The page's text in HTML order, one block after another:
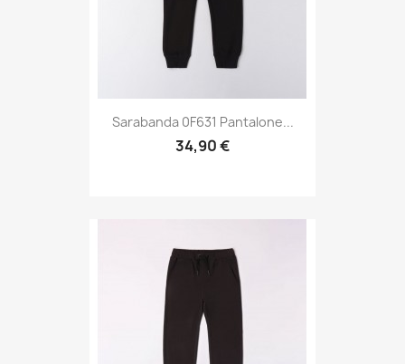
Sarabanda 0F631 Pantalone...
34,90 €